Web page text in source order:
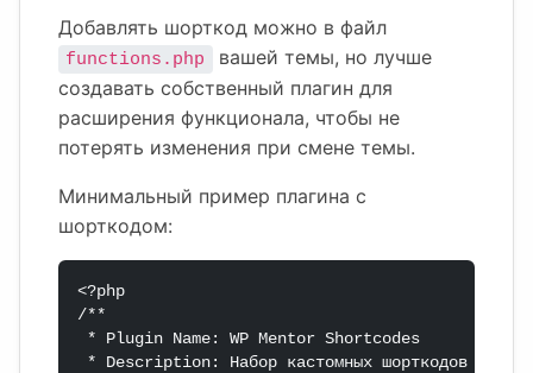
Добавлять шорткод можно в файл
functions.php
вашей темы, но лучше
создавать собственный плагин для
расширения функционала, чтобы не
потерять изменения при смене темы.
Минимальный пример плагина с
шорткодом:
<?php
/**
* Plugin Name: WP Mentor Shortcodes
* Description: Набор кастомных шорткодов для